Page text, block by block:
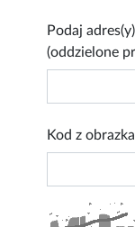
Podaj
(oddzielone
Kod z